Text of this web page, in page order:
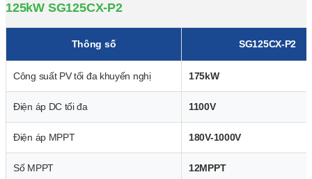
125kW SG125CX-P2
Thông số SG125CX-P2
Công suất PV tối đa khuyến nghị 175kW
Điện áp DC tối đa 1100V
Điện áp MPPT 180V-1000V
Số MPPT 12MPPT